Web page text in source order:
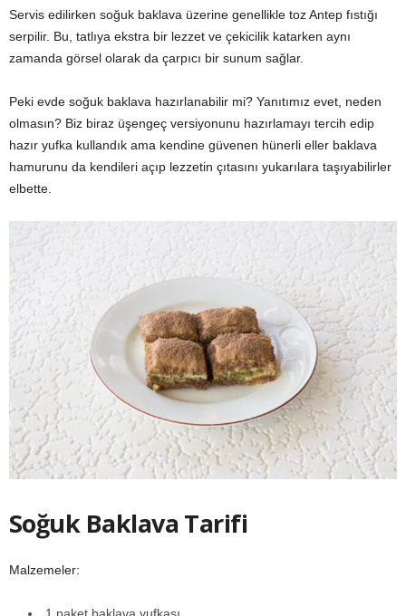
Servis edilirken soğuk baklava üzerine genellikle toz Antep fıstığı
serpilir. Bu, tatlıya ekstra bir lezzet ve çekicilik katarken aynı
zamanda görsel olarak da çarpıcı bir sunum sağlar.
Peki evde soğuk baklava hazırlanabilir mi? Yanıtımız evet, neden
olmasın? Biz biraz üşengeç versiyonunu hazırlamayı tercih edip
hazır yufka kullandık ama kendine güvenen hünerli eller baklava
hamurunu da kendileri açıp lezzetin çıtasını yukarılara taşıyabilirler
elbette.
Soğuk Baklava Tarifi
Malzemeler: